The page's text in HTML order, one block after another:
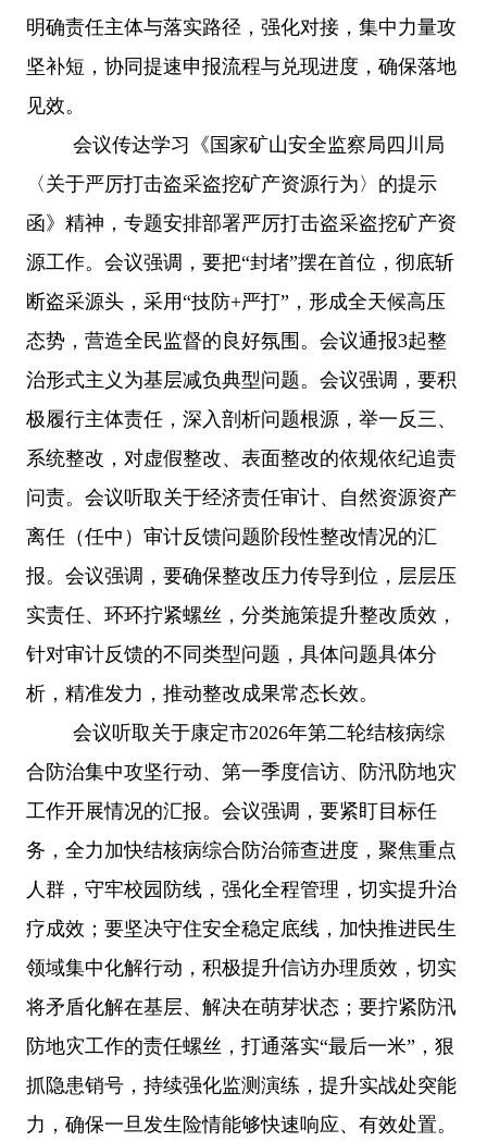
明确责任主体与落实路径，强化对接，集中力量攻
坚补短，协同提速申报流程与兑现进度，确保落地
见效。
会议传达学习《国家矿山安全监察局四川局
〈关于严厉打击盗采盗挖矿产资源行为〉的提示
函》精神，专题安排部署严厉打击盗采盗挖矿产资
源工作。会议强调，要把“封堵”摆在首位，彻底斩
断盗采源头，采用“技防+严打”，形成全天候高压
态势，营造全民监督的良好氛围。会议通报3起整
治形式主义为基层减负典型问题。会议强调，要积
极履行主体责任，深入剖析问题根源，举一反三、
系统整改，对虚假整改、表面整改的依规依纪追责
问责。会议听取关于经济责任审计、自然资源资产
离任（任中）审计反馈问题阶段性整改情况的汇
报。会议强调，要确保整改压力传导到位，层层压
实责任、环环拧紧螺丝，分类施策提升整改质效，
针对审计反馈的不同类型问题，具体问题具体分
析，精准发力，推动整改成果常态长效。
会议听取关于康定市2026年第二轮结核病综
合防治集中攻坚行动、第一季度信访、防汛防地灾
工作开展情况的汇报。会议强调，要紧盯目标任
务，全力加快结核病综合防治筛查进度，聚焦重点
人群，守牢校园防线，强化全程管理，切实提升治
疗成效；要坚决守住安全稳定底线，加快推进民生
领域集中化解行动，积极提升信访办理质效，切实
将矛盾化解在基层、解决在萌芽状态；要拧紧防汛
防地灾工作的责任螺丝，打通落实“最后一米”，狠
抓隐患销号，持续强化监测演练，提升实战处突能
力，确保一旦发生险情能够快速响应、有效处置。